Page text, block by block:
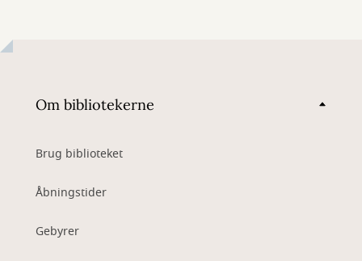
Om bibliotekerne
Brug biblioteket
Åbningstider
Gebyrer